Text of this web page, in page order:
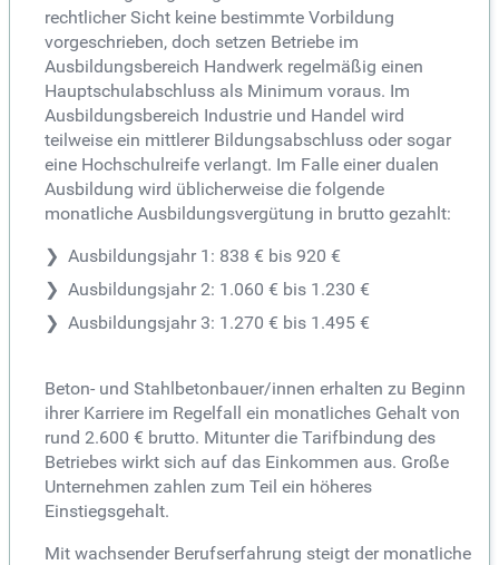
rechtlicher Sicht keine bestimmte Vorbildung
vorgeschrieben, doch setzen Betriebe im
Ausbildungsbereich Handwerk regelmäßig einen
Hauptschulabschluss als Minimum voraus. Im
Ausbildungsbereich Industrie und Handel wird
teilweise ein mittlerer Bildungsabschluss oder sogar
eine Hochschulreife verlangt. Im Falle einer dualen
Ausbildung wird üblicherweise die folgende
monatliche Ausbildungsvergütung in brutto gezahlt:
Ausbildungsjahr 1: 838 € bis 920 €
Ausbildungsjahr 2: 1.060 € bis 1.230 €
Ausbildungsjahr 3: 1.270 € bis 1.495 €
Beton- und Stahlbetonbauer/innen erhalten zu Beginn
ihrer Karriere im Regelfall ein monatliches Gehalt von
rund 2.600 € brutto. Mitunter die Tarifbindung des
Betriebes wirkt sich auf das Einkommen aus. Große
Unternehmen zahlen zum Teil ein höheres
Einstiegsgehalt.
Mit wachsender Berufserfahrung steigt der monatliche